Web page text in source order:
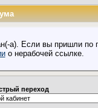
а). Если вы пришли по
о нерабочей ссылке.
переход